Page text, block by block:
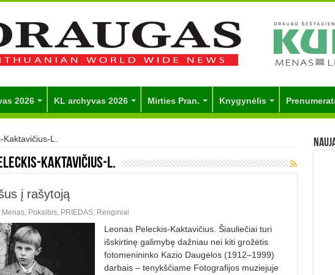
2026 KL archyvas 2026 Mirties Pran. Knygynėlis
L.
Kaktavičius-L.
į rašytoją
Menas, Pokalbis, PRIEDAS, Renginiai
Leonas Peleckis-Kaktavičius. Šiauliečiai turi
išskirtinę galimybę dažniau nei kiti grožėtis
fotomenininko Kazio Daugėlos (1912–1999)
darbais – tenykščiame Fotografijos muziejuje